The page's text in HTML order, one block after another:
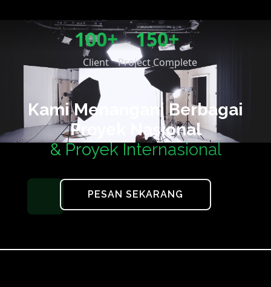
100+
Client
150+
Project Complete
Kami Menangani Berbagai
Proyek Nasional
& Proyek Internasional
PESAN SEKARANG